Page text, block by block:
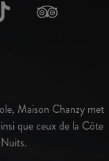
Maison Chanzy met
que ceux de la Côte